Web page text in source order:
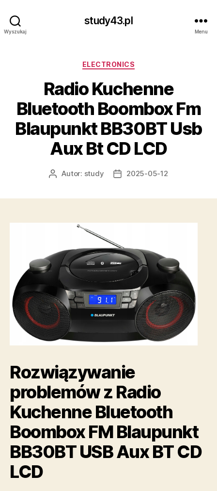
Wyszukaj
study43.pl
Menu
Kategorie
ELECTRONICS
Radio Kuchenne
Bluetooth Boombox Fm
Blaupunkt BB30BT Usb
Aux Bt CD LCD
AutorAutor: study
Data2025-05-12
Rozwiązywanie
problemów z Radio
Kuchenne Bluetooth
Boombox FM Blaupunkt
BB30BT USB Aux BT CD
LCD